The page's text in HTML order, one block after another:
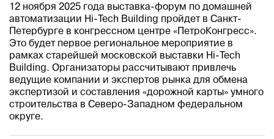
12 ноября 2025 года выставка-форум по домашней
автоматизации Hi-Tech Building пройдет в Санкт-
Петербурге в конгрессном центре «ПетроКонгресс».
Это будет первое региональное мероприятие в
рамках старейшей московской выставки Hi-Tech
Building. Организаторы рассчитывают привлечь
ведущие компании и экспертов рынка для обмена
экспертизой и составления «дорожной карты» умного
строительства в Северо-Западном федеральном
округе.